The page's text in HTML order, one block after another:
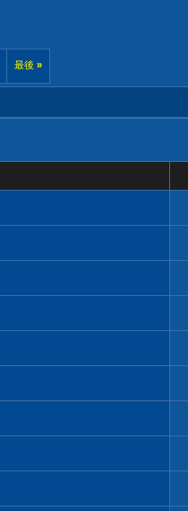
最後 »